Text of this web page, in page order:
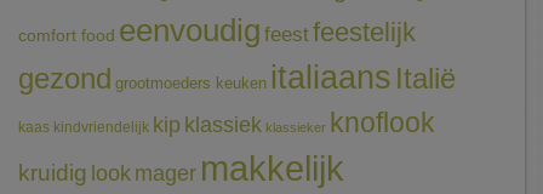
comfort food eenvoudig feestfeestelijk
gezond grootmoeders keuken italiaans Italië
kaas kindvriendelijk kip klassiek klassieker knoflook
kruidig look mager makkelijk